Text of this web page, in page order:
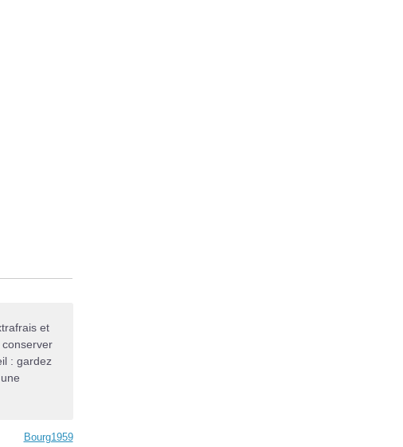
et
: gardez
Bourg1959